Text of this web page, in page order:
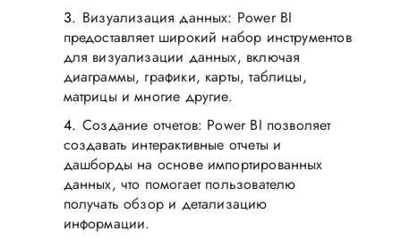
Визуализация данных: Power BI
предоставляет широкий набор инструментов
для визуализации данных, включая
диаграммы, графики, карты, таблицы,
матрицы и многие другие.
Создание отчетов: Power BI позволяет
создавать интерактивные отчеты и
дашборды на основе импортированных
данных, что помогает пользователю
получать обзор и детализацию
информации.